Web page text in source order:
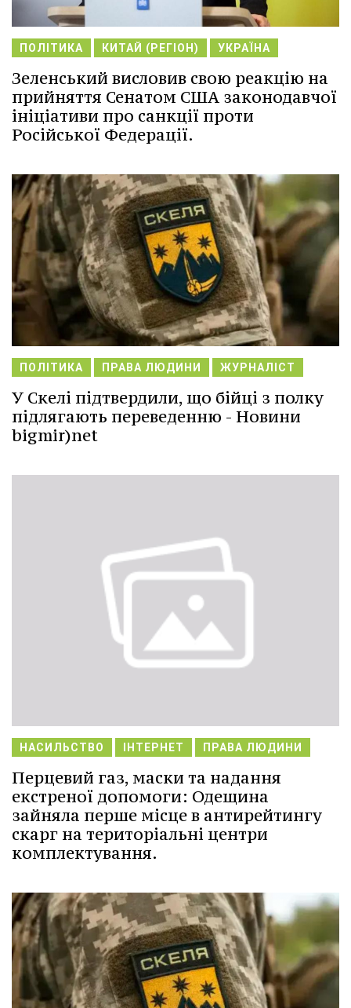
ПОЛІТИКА КИТАЙ (РЕГІОН) УКРАЇНА
Зеленський висловив свою реакцію на
прийняття Сенатом США законодавчої
ініціативи про санкції проти
Російської Федерації.
ПОЛІТИКА ПРАВА ЛЮДИНИ ЖУРНАЛІСТ
У Скелі підтвердили, що бійці з полку
підлягають переведенню - Новини
bigmir)net
НАСИЛЬСТВО ІНТЕРНЕТ ПРАВА ЛЮДИНИ
Перцевий газ, маски та надання
екстреної допомоги: Одещина
зайняла перше місце в антирейтингу
скарг на територіальні центри
комплектування.